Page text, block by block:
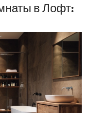
в Лофт: